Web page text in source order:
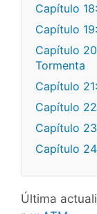
Capítulo
Capítulo
Capítulo
Tormenta
Capítulo
Capítulo
Capítulo
Capítulo
Última